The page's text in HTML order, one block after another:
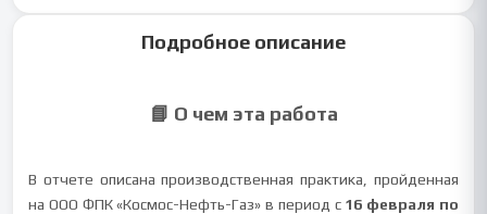
Подробное описание
📘 О чем эта работа
В отчете описана производственная практика, пройденная
на ООО ФПК «Космос-Нефть-Газ» в период с 16 февраля по